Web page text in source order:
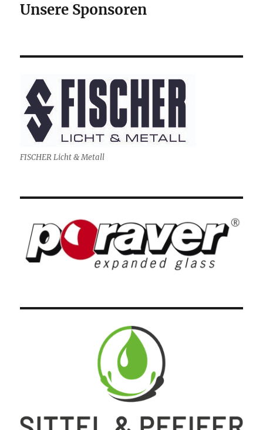
Unsere Sponsoren
FISCHER Licht & Metall